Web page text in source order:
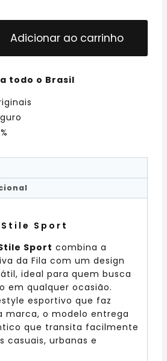
Adicionar ao carrinho
todo o Brasil
Sport
Sport combina a
da Fila com um design
ideal para quem busca
em qualquer ocasião.
esportivo que faz
marca, o modelo entrega
que transita facilmente
casuais, urbanas e